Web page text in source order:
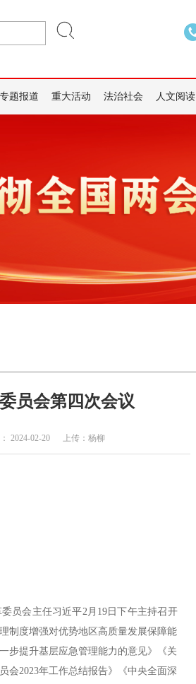
专题报道 重大活动 法治社会 人文阅读
员会第四次会议
02-20 上传：杨柳
员会主任习近平2月19日下午主持召开
制度增强对优势地区高质量发展保障能
步提升基层应急管理能力的意见》《关
会2023年工作总结报告》《中央全面深